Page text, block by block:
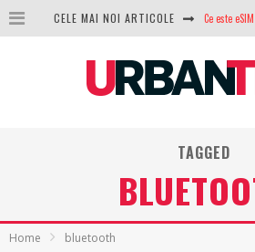
CELE MAI NOI ARTICOLE
TAGGED
Home bluetooth